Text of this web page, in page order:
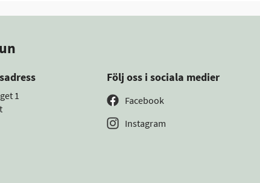
1
Följ oss i sociala medier
Facebook
Instagram